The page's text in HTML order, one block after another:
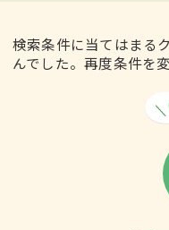
検索条件に当てはまる
んでした。再度条件を